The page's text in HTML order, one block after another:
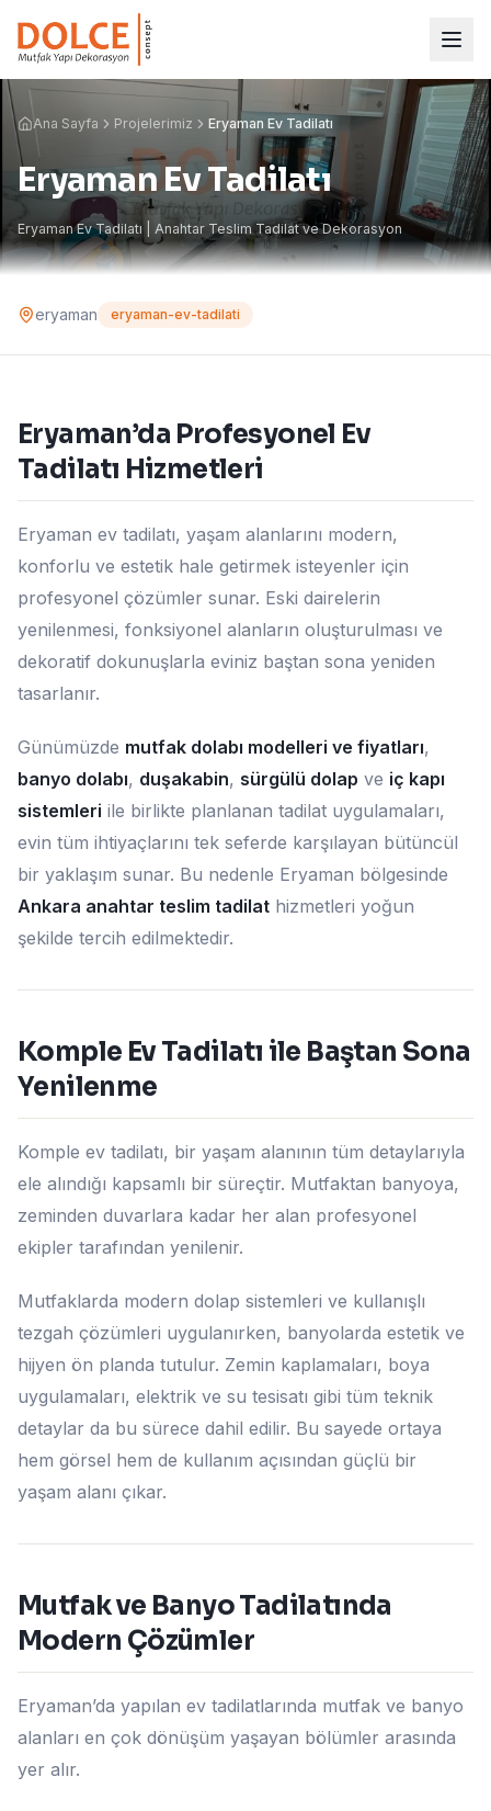
Ana Sayfa Projelerimiz Eryaman Ev Tadilatı
Eryaman Ev Tadilatı
Eryaman Ev Tadilatı | Anahtar Teslim Tadilat ve Dekorasyon
eryaman eryaman-ev-tadilati
Eryaman’da Profesyonel Ev
Tadilatı Hizmetleri
Eryaman ev tadilatı, yaşam alanlarını modern,
konforlu ve estetik hale getirmek isteyenler için
profesyonel çözümler sunar. Eski dairelerin
yenilenmesi, fonksiyonel alanların oluşturulması ve
dekoratif dokunuşlarla eviniz baştan sona yeniden
tasarlanır.
Günümüzde mutfak dolabı modelleri ve fiyatları,
banyo dolabı, duşakabin, sürgülü dolap ve iç kapı
sistemleri ile birlikte planlanan tadilat uygulamaları,
evin tüm ihtiyaçlarını tek seferde karşılayan bütüncül
bir yaklaşım sunar. Bu nedenle Eryaman bölgesinde
Ankara anahtar teslim tadilat hizmetleri yoğun
şekilde tercih edilmektedir.
Komple Ev Tadilatı ile Baştan Sona
Yenilenme
Komple ev tadilatı, bir yaşam alanının tüm detaylarıyla
ele alındığı kapsamlı bir süreçtir. Mutfaktan banyoya,
zeminden duvarlara kadar her alan profesyonel
ekipler tarafından yenilenir.
Mutfaklarda modern dolap sistemleri ve kullanışlı
tezgah çözümleri uygulanırken, banyolarda estetik ve
hijyen ön planda tutulur. Zemin kaplamaları, boya
uygulamaları, elektrik ve su tesisatı gibi tüm teknik
detaylar da bu sürece dahil edilir. Bu sayede ortaya
hem görsel hem de kullanım açısından güçlü bir
yaşam alanı çıkar.
Mutfak ve Banyo Tadilatında
Modern Çözümler
Eryaman’da yapılan ev tadilatlarında mutfak ve banyo
alanları en çok dönüşüm yaşayan bölümler arasında
yer alır.